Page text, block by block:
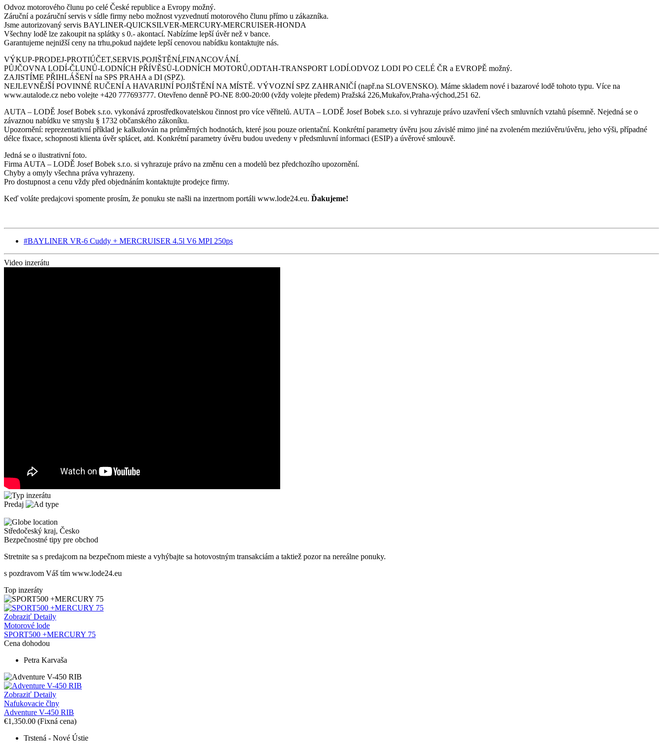
Odvoz motorového člunu po celé České republice a Evropy možný.
Záruční a pozáruční servis v sídle firmy nebo možnost vyzvednutí motorového člunu přímo u zákazníka.
Jsme autorizovaný servis BAYLINER-QUICKSILVER-MERCURY-MERCRUISER-HONDA
Všechny lodě lze zakoupit na splátky s 0.- akontací. Nabízíme lepší úvěr než v bance.
Garantujeme nejnižší ceny na trhu,pokud najdete lepší cenovou nabídku kontaktujte nás.
VÝKUP-PRODEJ-PROTIÚČET,SERVIS,POJIŠTĚNÍ,FINANCOVÁNÍ.
PŮJČOVNA LODÍ-ČLUNŮ-LODNÍCH PŘÍVĚSŮ-LODNÍCH MOTORŮ,ODTAH-TRANSPORT LODÍ.ODVOZ LODI PO CELÉ ČR a EVROPĚ možný.
ZAJISTÍME PŘIHLÁŠENÍ na SPS PRAHA a DI (SPZ).
NEJLEVNĚJŠÍ POVINNÉ RUČENÍ A HAVARIJNÍ POJIŠTĚNÍ NA MÍSTĚ. VÝVOZNÍ SPZ ZAHRANIČÍ (např.na SLOVENSKO). Máme skladem nové i bazarové lodě tohoto typu. Více na
www.autalode.cz nebo volejte +420 777693777. Otevřeno denně PO-NE 8:00-20:00 (vždy volejte předem) Pražská 226,Mukařov,Praha-východ,251 62.
AUTA – LODĚ Josef Bobek s.r.o. vykonává zprostředkovatelskou činnost pro více věřitelů. AUTA – LODĚ Josef Bobek s.r.o. si vyhrazuje právo uzavření všech smluvních vztahů písemně. Nejedná se o
závaznou nabídku ve smyslu § 1732 občanského zákoníku.
Upozornění: reprezentativní příklad je kalkulován na průměrných hodnotách, které jsou pouze orientační. Konkrétní parametry úvěru jsou závislé mimo jiné na zvoleném meziúvěru/úvěru, jeho výši, případné
délce fixace, schopnosti klienta úvěr splácet, atd. Konkrétní parametry úvěru budou uvedeny v předsmluvní informaci (ESIP) a úvěrové smlouvě.
Jedná se o ilustrativní foto.
Firma AUTA – LODĚ Josef Bobek s.r.o. si vyhrazuje právo na změnu cen a modelů bez předchozího upozornění.
Chyby a omyly všechna práva vyhrazeny.
Pro dostupnost a cenu vždy před objednáním kontaktujte prodejce firmy.
Keď voláte predajcovi spomente prosím, že ponuku ste našli na inzertnom portáli www.lode24.eu. Ďakujeme!
#BAYLINER VR-6 Cuddy + MERCRUISER 4.5l V6 MPI 250ps
Video inzerátu
Predaj
Středočeský kraj, Česko
Bezpečnostné tipy pre obchod
Stretnite sa s predajcom na bezpečnom mieste a vyhýbajte sa hotovostným transakciám a taktiež pozor na nereálne ponuky.
s pozdravom Váš tím www.lode24.eu
Top inzeráty
Zobraziť Detaily
Motorové lode
SPORT500 +MERCURY 75
Cena dohodou
Petra Karvaša
Zobraziť Detaily
Nafukovacie člny
Adventure V-450 RIB
€1,350.00 (Fixná cena)
Trstená - Nové Ústie